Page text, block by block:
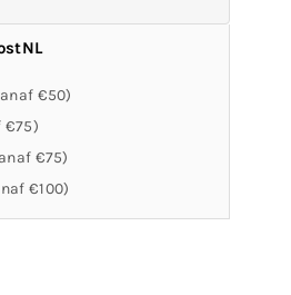
€50)
€75)
€75)
€100)